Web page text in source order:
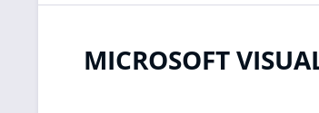
MICROSOFT